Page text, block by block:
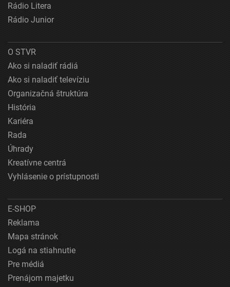
Rádio Litera
Rádio Junior
O STVR
Ako si naladiť rádiá
Ako si naladiť televíziu
Organizačná štruktúra
História
Kariéra
Rada
Úhrady
Kreatívne centrá
Vyhlásenie o prístupnosti
E-SHOP
Reklama
Mapa stránok
Logá na stiahnutie
Pre médiá
Prenájom majetku